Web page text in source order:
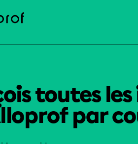
toutes
par